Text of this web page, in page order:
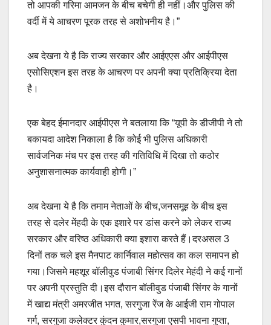
तो आपकी गरिमा आमजन के बीच बचेगी ही नहीं।और पुलिस की
वर्दी में ये आचरण पूरक तरह से अशोभनीय है।”
अब देखना ये है कि राज्य सरकार और आईएएस और आईपीएस
एसोसिएशन इस तरह के आचरण पर अपनी क्या प्रतिक्रिया देता
है।
एक बेहद ईमानदार आईपीएस ने बतलाया कि “यूपी के डीजीपी ने तो
बकायदा आदेश निकाला है कि कोई भी पुलिस अधिकारी
सार्वजनिक मंच पर इस तरह की गतिविधि में दिखा तो कठोर
अनुशासनात्मक कार्यवाही होगी।”
अब देखना ये है कि तमाम नेताओं के बीच,जनसमूह के बीच इस
तरह से दलेर मेंहदी के एक इशारे पर डांस करने को लेकर राज्य
सरकार और वरिष्ठ अधिकारी क्या इशारा करते हैं।दरअसल 3
दिनों तक चले इस मैनपाट कार्निवाल महोत्सव का कल समापन हो
गया।जिसमे महशूर बॉलीवुड पंजाबी सिंगर दिलेर मेहंदी ने कई गानों
पर अपनी प्रस्तुति दी।इस दौरान बॉलीवुड पंजाबी सिंगर के गानों
में खाद्य मंत्री अमरजीत भगत, सरगुजा रेंज के आईजी राम गोपाल
गर्ग, सरगुजा कलेक्टर कुंदन कुमार,सरगुजा एसपी भावना गुप्ता,